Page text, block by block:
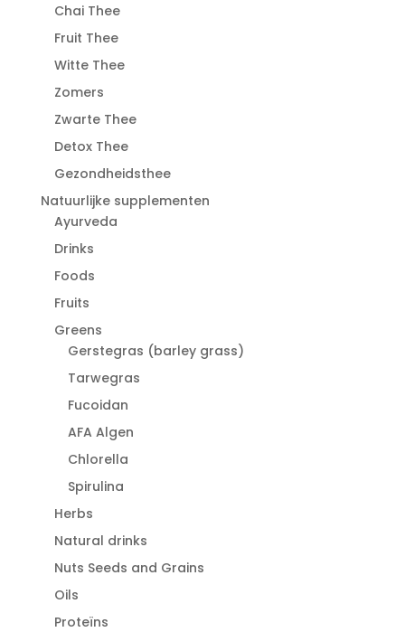
Chai Thee
Fruit Thee
Witte Thee
Zomers
Zwarte Thee
Detox Thee
Gezondheidsthee
Natuurlijke supplementen
Ayurveda
Drinks
Foods
Fruits
Greens
Gerstegras (barley grass)
Tarwegras
Fucoidan
AFA Algen
Chlorella
Spirulina
Herbs
Natural drinks
Nuts Seeds and Grains
Oils
Proteïns